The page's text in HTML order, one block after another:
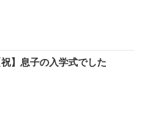
祝】息子の入学式でした